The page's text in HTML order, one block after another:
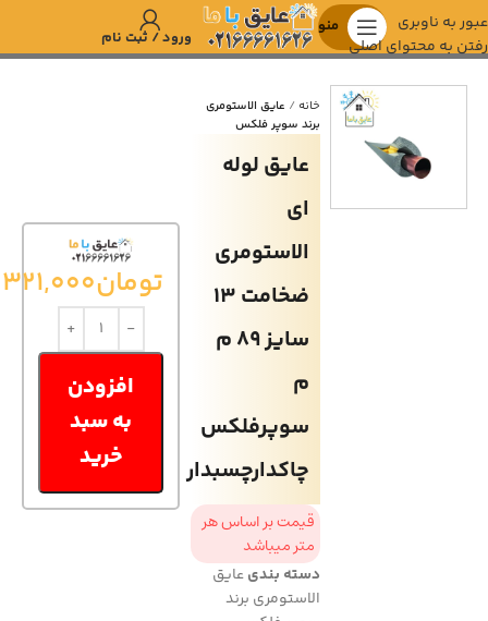
عبور به ناوبری
رفتن به محتوای اصلی
منو
ورود / ثبت نام
تومان321,000
افزودن
به سبد
خرید
خانه
عایق الاستومری
برند سوپر فلکس
عايق لوله
اي
الاستومري
ضخامت 13
سايز 89 م
م
سوپرفلكس
چاكدارچسبدار
قیمت بر اساس هر
متر میباشد
دسته بندی عایق
الاستومری برند